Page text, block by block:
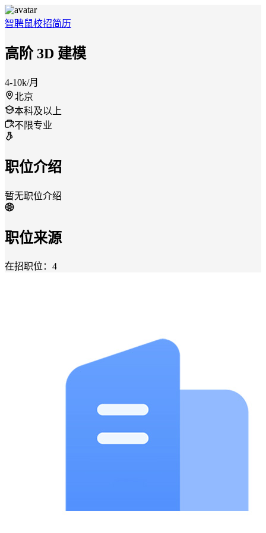
智聘鼠校招简历
高阶 3D 建模
4-10k/月
北京
本科及以上
不限专业
职位介绍
暂无职位介绍
职位来源
在招职位：4